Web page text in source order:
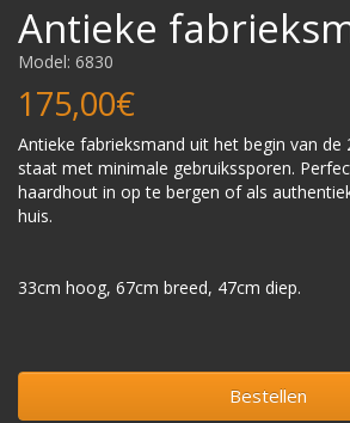
Antieke
Model: 6830
175,00€
Antieke fabrieksmand uit het begin van de
staat met minimale gebruikssporen.
haardhout in op te bergen of als
huis.
33cm hoog, 67cm breed, 47cm diep.
Bestellen